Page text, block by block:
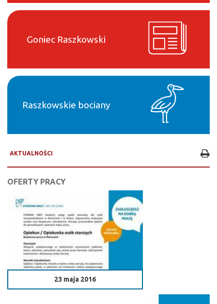
Goniec Raszkowski
Raszkowskie bociany
AKTUALNOŚCI
OFERTY PRACY
23 maja 2016